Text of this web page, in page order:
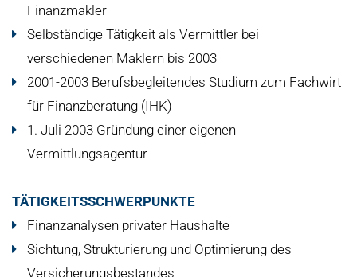
Finanzmakler
Selbständige Tätigkeit als Vermittler bei
verschiedenen Maklern bis 2003
2001-2003 Berufsbegleitendes Studium zum Fachwirt
für Finanzberatung (IHK)
1. Juli 2003 Gründung einer eigenen
Vermittlungsagentur
TÄTIGKEITSSCHWERPUNKTE
Finanzanalysen privater Haushalte
Sichtung, Strukturierung und Optimierung des
Versicherungsbestandes